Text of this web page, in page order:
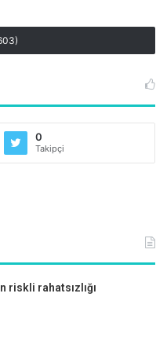
4-5 katı olduğunu
çok olumlu
uyuyun
0
Takipçi
riskli rahatsızlığı